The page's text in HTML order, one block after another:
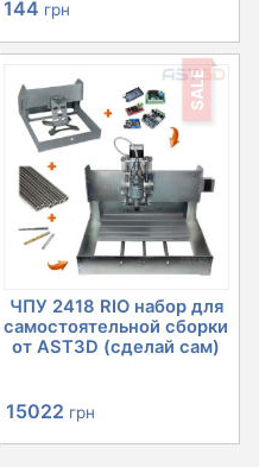
144 грн
SALE
ЧПУ 2418 RIO набор для
самостоятельной сборки
от AST3D (сделай сам)
Первоначальная
цена
15022 грн
цена: